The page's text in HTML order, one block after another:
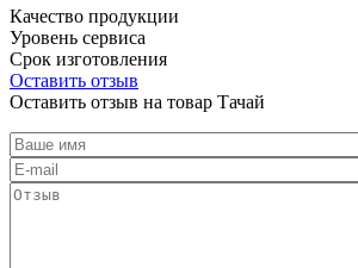
Качество продукции
Уровень сервиса
Срок изготовления
Оставить отзыв
Оставить отзыв на товар Тачай